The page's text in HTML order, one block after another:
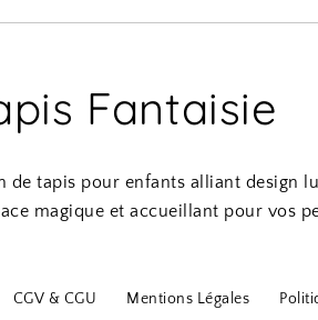
Fantaisie
de tapis pour enfants alliant design
magique et accueillant pour vos
CGV & CGU Mentions Légales